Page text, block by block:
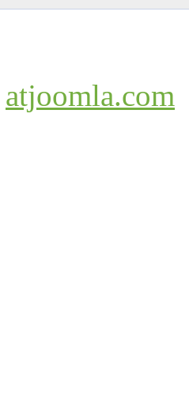
atjoomla.com